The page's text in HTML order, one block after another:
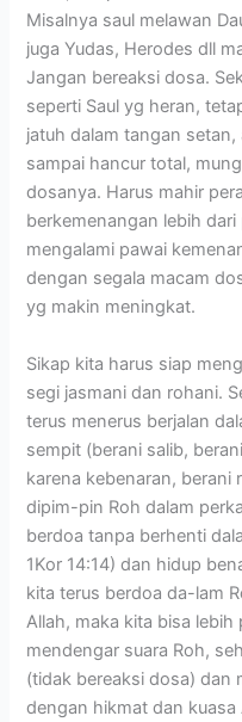
Misalnya saul melawan
juga Yudas, Herodes dll
Jangan bereaksi dosa.
seperti Saul yg heran,
jatuh dalam tangan
sampai hancur total,
dosanya. Harus mahir
berkemenangan lebih
mengalami pawai
dengan segala macam
yg makin meningkat.
Sikap kita harus siap
segi jasmani dan rohani.
terus menerus berjalan
sempit (berani salib,
karena kebenaran, berani
dipim-pin Roh dalam
berdoa tanpa berhenti
1Kor 14:14) dan hidup
kita terus berdoa da-lam
Allah, maka kita bisa
mendengar suara Roh,
(tidak bereaksi dosa) dan
dengan hikmat dan kuasa